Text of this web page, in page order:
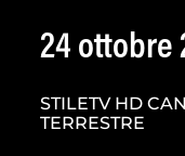
24 ottobre
STILETV HD
TERRESTRE